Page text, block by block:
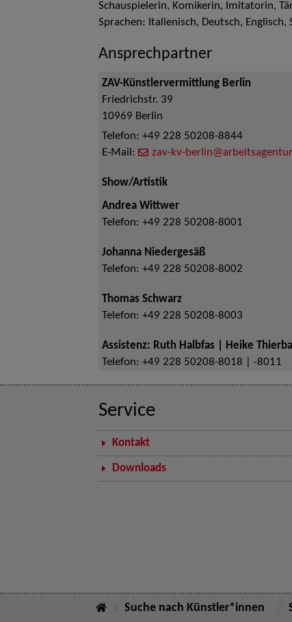
Schauspielerin, Komikerin, Imitatorin,
Sprachen: Italienisch, Deutsch, Englisch,
Ansprechpartner
ZAV-Künstlervermittlung Berlin
Friedrichstr. 39
10969 Berlin
Telefon: +49 228 50208-8844
E-Mail:
zav-kv-
Show/Artistik
Andrea Wittwer
Telefon: +49 228 50208-8001
Johanna Niedergesäß
Telefon: +49 228 50208-8002
Thomas Schwarz
Telefon: +49 228 50208-8003
Assistenz: Ruth Halbfas | Heike
Telefon: +49 228 50208-8018 | -8011
Service
Kontakt
Downloads
Suche nach Künstler*innen